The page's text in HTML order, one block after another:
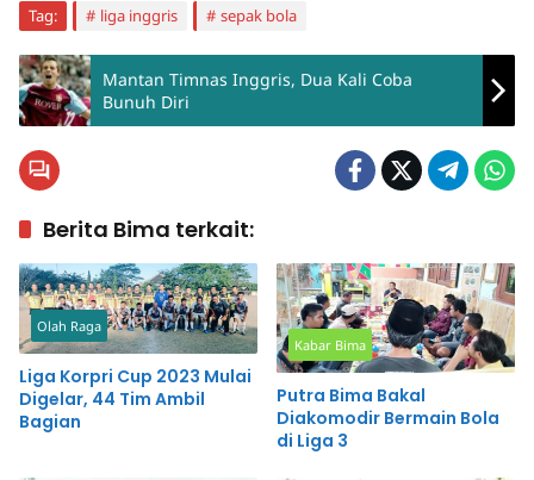
Tag: liga inggris sepak bola
Mantan Timnas Inggris, Dua Kali Coba
Bunuh Diri
Berita Bima terkait:
Olah Raga
Liga Korpri Cup 2023 Mulai
Digelar, 44 Tim Ambil
Bagian
Kabar Bima
Putra Bima Bakal
Diakomodir Bermain Bola
di Liga 3